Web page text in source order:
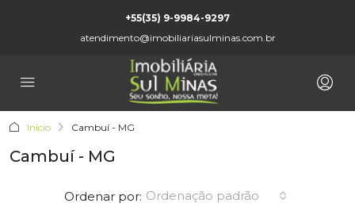
+55(35) 9-9984-9297
atendimento@imobiliariasulminas.com.br
Início Cambuí - MG
Cambuí - MG
Ordenar por: Ordenação padrão